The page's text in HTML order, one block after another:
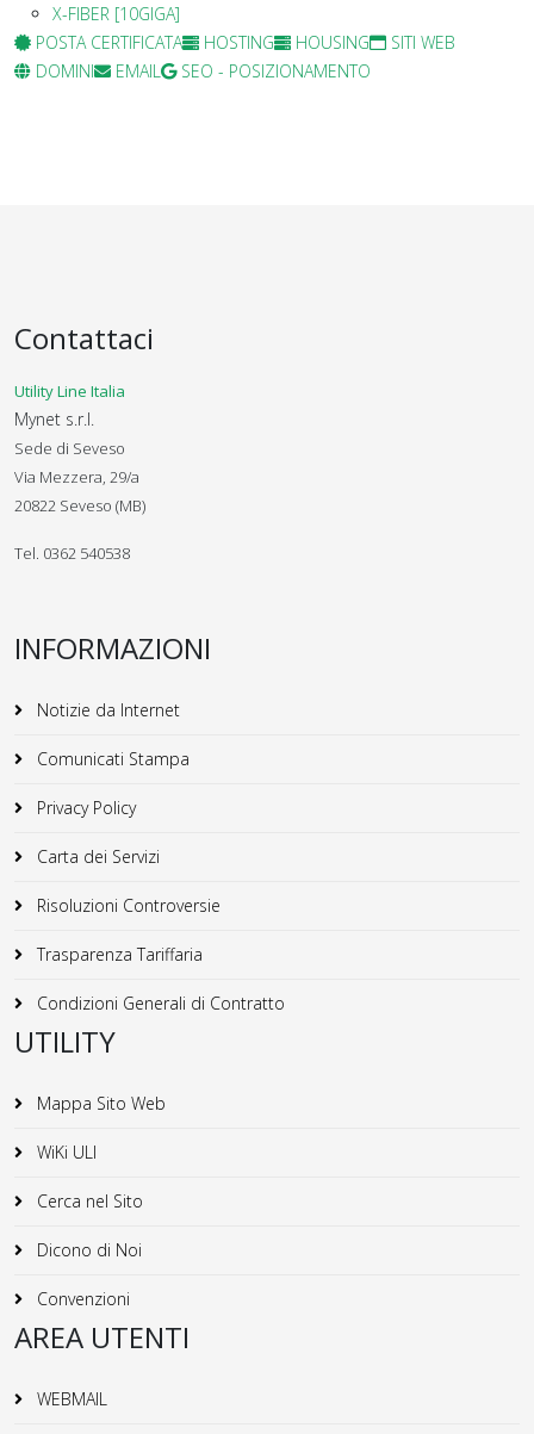
X-FIBER [10GIGA]
POSTA CERTIFICATA HOSTING HOUSING
SITI WEB
DOMINI
EMAIL SEO - POSIZIONAMENTO
Contattaci
Utility Line Italia
Mynet s.r.l.
Sede di Seveso
Via Mezzera, 29/a
20822 Seveso (MB)
Tel. 0362 540538
INFORMAZIONI
Notizie da Internet
Comunicati Stampa
Privacy Policy
Carta dei Servizi
Risoluzioni Controversie
Trasparenza Tariffaria
Condizioni Generali di Contratto
UTILITY
Mappa Sito Web
WiKi ULI
Cerca nel Sito
Dicono di Noi
Convenzioni
AREA UTENTI
WEBMAIL